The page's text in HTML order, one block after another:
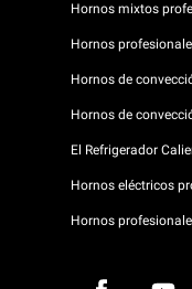
Hornos mixtos
Hornos
Hornos de
Hornos de
El Refrigerador
Hornos eléctricos
Hornos